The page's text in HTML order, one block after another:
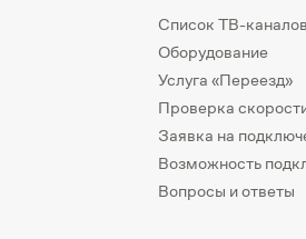
Список ТВ-каналов
Оборудование
Услуга «Переезд»
Проверка
Заявка на
Возможность
Вопросы и ответы